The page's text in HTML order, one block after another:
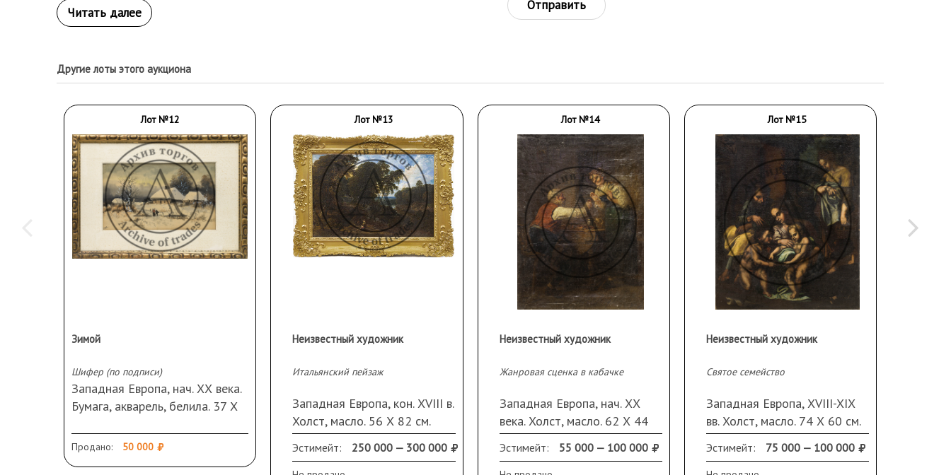
связан с Театром музыкальной комедии. При его участии создано сценическое
оформление к таким знаменитым спектаклям, как «Перикола», «Свадьба в
лет работал художником-екоратором в мастерских Кировского (Мариинского)
эскизам И.В. Севастьянова) и «Садко» (1952, по эскизам С.М. Юнович).
Отправить
Другие лоты этого аукциона
Лот №12
Зимой
Шифер (по подписи)
Западная Европа, нач. ХХ века.
Бумага, акварель, белила. 37 Х
внизу. Рама, стекло, паспарту
Продано: 50 000
Лот №13
Неизвестный художник
Итальянский пейзаж
Западная Европа, кон. XVIII в.
Холст, масло. 56 Х 82 см.
Реставрация, поверхностные
загрязнения. Оформлена в
Эстимейт: 250 000 — 300 000
Лот №14
Неизвестный художник
Жанровая сценка в кабачке
Западная Европа, нач. ХХ
века. Холст, масло. 62 Х 44
см. Загрязнения, кракелюр,
требует реставрации.
Эстимейт: 55 000 — 100 000
Лот №15
Неизвестный художник
Святое семейство
Западная Европа, XVIII-XIX
вв. Холст, масло. 74 Х 60 см.
Кракелюр, загрязнения.
Эстимейт: 75 000 — 100 000